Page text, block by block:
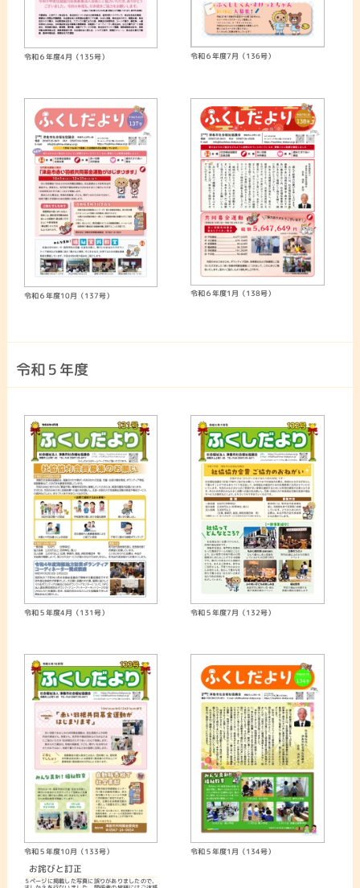
令和６年度4月（135号） 令和６年度7月（136号）
令和６年度10月（137号） 令和６年度1月（138号）
令和５年度
令和５年度4月（131号） 令和５年度7月（132号）
令和５年度10月（133号）
お詫びと訂正
５ページに掲載した写真に誤りがありましたので、
令和５年度1月（134号）